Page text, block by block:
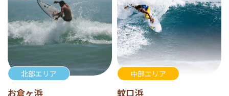
北部エリア
お倉ヶ浜
中部エリア
蚊口浜